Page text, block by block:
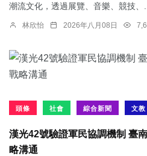
潮流文化，透過展覽、音樂、競技、...
林欣怡 2026年八月08日
頭條 社會 綜合新聞 文教
漢光42號驗證軍民協調機制 臺
略溝通